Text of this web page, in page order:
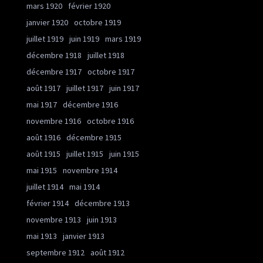
mars 1920
février 1920
janvier 1920 octobre 1919
juillet 1919 juin 1919 mars 1919
décembre 1918
juillet 1918
décembre 1917 octobre 1917
août 1917 juillet 1917 juin 1917
mai 1917 décembre 1916
novembre 1916 octobre 1916
août 1916 décembre 1915
août 1915
juillet 1915
juin 1915
mai 1915
novembre 1914
juillet 1914 mai 1914
février 1914 décembre 1913
novembre 1913
juin 1913
mai 1913
janvier 1913
septembre 1912 août 1912